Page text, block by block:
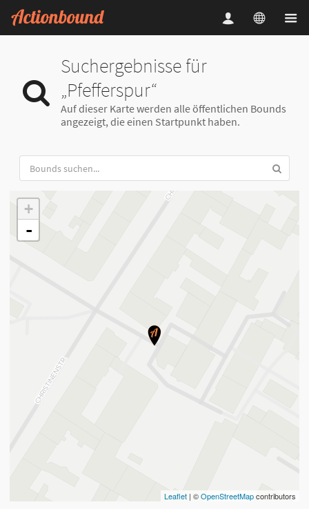
Suchergebnisse für
„Pfefferspur“
Auf dieser Karte werden alle öffentlichen Bounds
angezeigt, die einen Startpunkt haben.
+
-
Leaflet | ©OpenStreetMapcontributors